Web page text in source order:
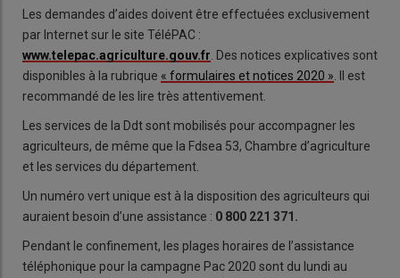
Les demandes d’aides doivent être effectuées exclusivement
par Internet sur le site TéléPAC :
www.telepac.agriculture.gouv.fr . Des notices explicatives sont
disponibles à la rubrique « formulaires et notices 2020 » . Il est
recommandé de les lire très attentivement.
Les services de la Ddt sont mobilisés pour accompagner les
agriculteurs, de même que la Fdsea 53, Chambre d’agriculture
et les services du département.
Un numéro vert unique est à la disposition des agriculteurs qui
auraient besoin d’une assistance : 0 800 221 371.
Pendant le confinement, les plages horaires de l’assistance
téléphonique pour la campagne Pac 2020 sont du lundi au